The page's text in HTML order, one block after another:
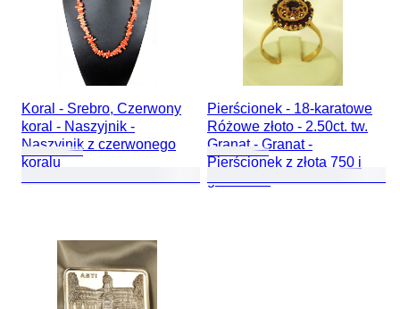
Koral - Srebro, Czerwony
koral - Naszyjnik -
Naszyjnik z czerwonego
koralu
Pierścionek - 18-karatowe
Różowe złoto - 2.50ct. tw.
Granat - Granat -
Pierścionek z złota 750 i
granatami